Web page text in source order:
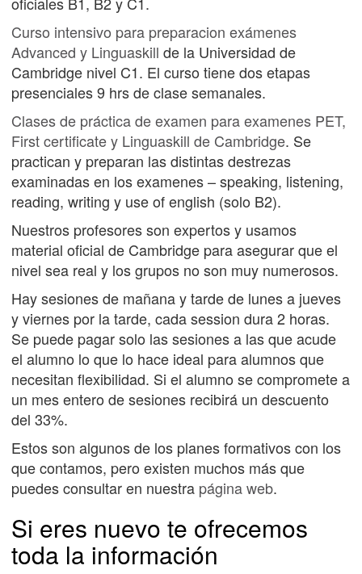
Curso intensivo para preparacion exámenes
Advanced y Linguaskill de la Universidad de
Cambridge nivel C1. El curso tiene dos etapas
presenciales 9 hrs de clase semanales.
Clases de práctica de examen para examenes PET,
First certificate y Linguaskill de Cambridge. Se
practican y preparan las distintas destrezas
examinadas en los examenes – speaking, listening,
reading, writing y use of english (solo B2).
Nuestros profesores son expertos y usamos
material oficial de Cambridge para asegurar que el
nivel sea real y los grupos no son muy numerosos.
Hay sesiones de mañana y tarde de lunes a jueves
y viernes por la tarde, cada session dura 2 horas.
Se puede pagar solo las sesiones a las que acude
el alumno lo que lo hace ideal para alumnos que
necesitan flexibilidad. Si el alumno se compromete a
un mes entero de sesiones recibirá un descuento
del 33%.
Estos son algunos de los planes formativos con los
que contamos, pero existen muchos más que
puedes consultar en nuestra página web.
Si eres nuevo te ofrecemos
toda la información